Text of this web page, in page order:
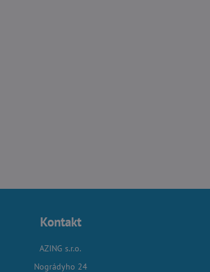
Kontakt
AZING s.r.o.
Nográdyho 24